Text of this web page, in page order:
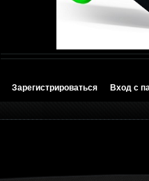
Зарегистрироваться Вход с